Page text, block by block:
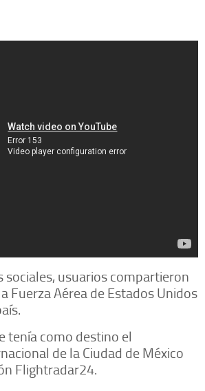
sociales, usuarios compartieron
Fuerza Aérea de Estados Unidos
tenía como destino el
de la Ciudad de México
Flightradar24.